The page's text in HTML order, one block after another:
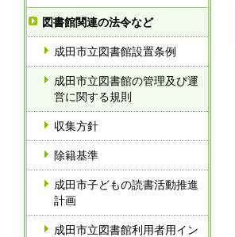
図書館関連の法令など
成田市立図書館設置条例
成田市立図書館の管理及び運
営に関する規則
収集方針
除籍基準
成田市子どもの読書活動推進
計画
成田市立図書館利用者用イン